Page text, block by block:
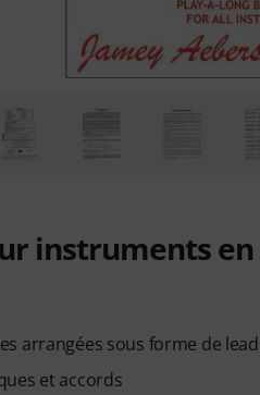
instruments en
arrangées sous forme de
et accords